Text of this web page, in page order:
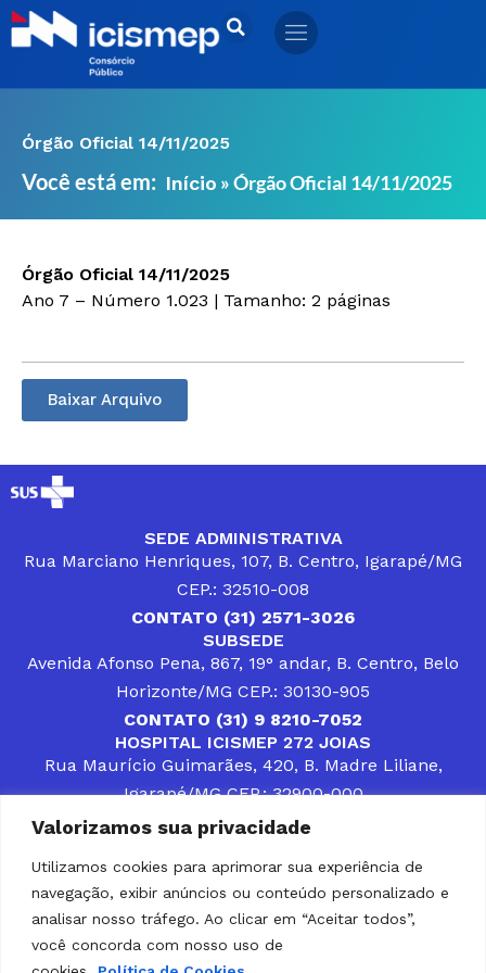
Valorizamos sua privacidade
Utilizamos cookies para aprimorar sua experiência de
navegação, exibir anúncios ou conteúdo personalizado e
analisar nosso tráfego. Ao clicar em “Aceitar todos”,
você concorda com nosso uso de
Ir
para
Órgão Oficial 14/11/2025
Você está em: Início »Órgão Oficial 14/11/2025
Órgão Oficial 14/11/2025
Ano 7 – Número 1.023 | Tamanho: 2 páginas
Baixar Arquivo
SEDE ADMINISTRATIVA
Rua Marciano Henriques, 107, B. Centro, Igarapé/MG
CEP.: 32510-008
CONTATO (31) 2571-3026
SUBSEDE
Avenida Afonso Pena, 867, 19° andar, B. Centro, Belo
Horizonte/MG CEP.: 30130-905
CONTATO (31) 9 8210-7052
HOSPITAL ICISMEP 272 JOIAS
Rua Maurício Guimarães, 420, B. Madre Liliane,
Igarapé/MG CEP.: 32900-000
CONTATOS (31) 3512-4400 ou (31) 9 8309-8660
DESENVOLVER SOLUÇÕES, AÇÕES E SERVIÇOS
PÚBLICOS QUE COMPLEMENTEM A ASSISTÊNCIA À
POPULAÇÃO DA REGIÃO EM QUE ATUA, SENDO
PARCEIRO DOS MUNICÍPIOS CONSORCIADOS NA
SOLUÇÃO DE DIFICULDADES ENFRENTADAS POR
GESTORES MUNICIPAIS, É O COMPROMISSO DO
ICISMEP.